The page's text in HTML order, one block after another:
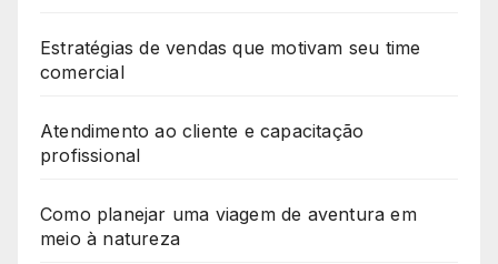
Estratégias de vendas que motivam seu time
comercial
Atendimento ao cliente e capacitação
profissional
Como planejar uma viagem de aventura em
meio à natureza